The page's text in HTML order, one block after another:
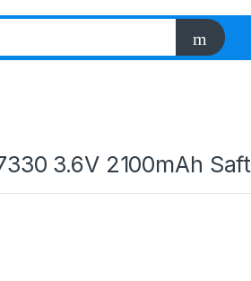
3.6V 2100mAh Saft